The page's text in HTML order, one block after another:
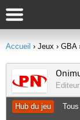
Accueil › Jeux › GBA
Editeur
Hub du jeu